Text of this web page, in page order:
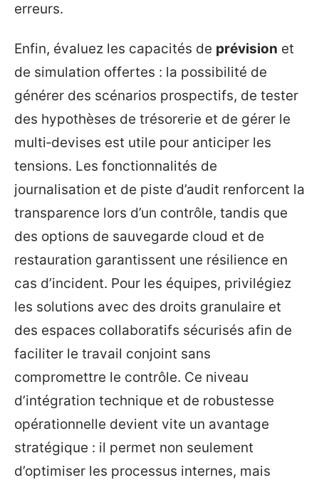
erreurs.
Enfin, évaluez les capacités de prévision et
de simulation offertes : la possibilité de
générer des scénarios prospectifs, de tester
des hypothèses de trésorerie et de gérer le
multi‑devises est utile pour anticiper les
tensions. Les fonctionnalités de
journalisation et de piste d’audit renforcent la
transparence lors d’un contrôle, tandis que
des options de sauvegarde cloud et de
restauration garantissent une résilience en
cas d’incident. Pour les équipes, privilégiez
les solutions avec des droits granulaire et
des espaces collaboratifs sécurisés afin de
faciliter le travail conjoint sans
compromettre le contrôle. Ce niveau
d’intégration technique et de robustesse
opérationnelle devient vite un avantage
stratégique : il permet non seulement
d’optimiser les processus internes, mais